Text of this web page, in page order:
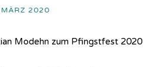
MÄRZ 2020
Modehn zum Pfingstfest 2020